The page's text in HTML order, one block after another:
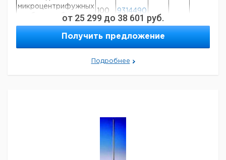
микроцентрифужных
пробирок, объемом
0,5 мл
100 9314490
100 9314491
Пестик, 0,5 мл 100
9314492
от 25 299 до 38 601 руб.
Получить предложение
Подробнее